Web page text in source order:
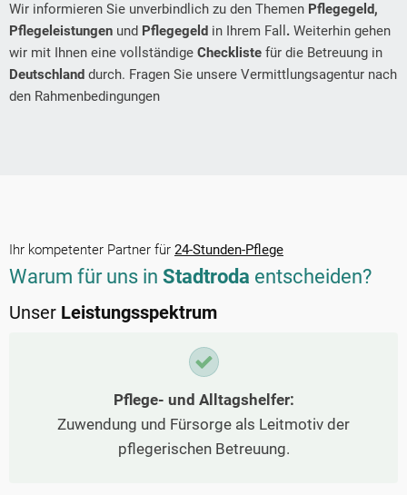
Wir informieren Sie unverbindlich zu den Themen Pflegegeld,
Pflegeleistungen und Pflegegeld in Ihrem Fall . Weiterhin gehen
wir mit Ihnen eine vollständige Checkliste für die Betreuung in
Deutschland durch. Fragen Sie unsere Vermittlungsagentur nach
den Rahmenbedingungen
Ihr kompetenter Partner für 24-Stunden-Pflege
Warum für uns in Stadtroda entscheiden?
Unser Leistungsspektrum
Pflege- und Alltagshelfer:
Zuwendung und Fürsorge als Leitmotiv der
pflegerischen Betreuung.